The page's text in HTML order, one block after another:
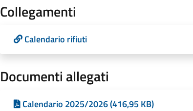
Collegamenti
Calendario rifiuti
Documenti allegati
Calendario 2025/2026 (416,95 KB)